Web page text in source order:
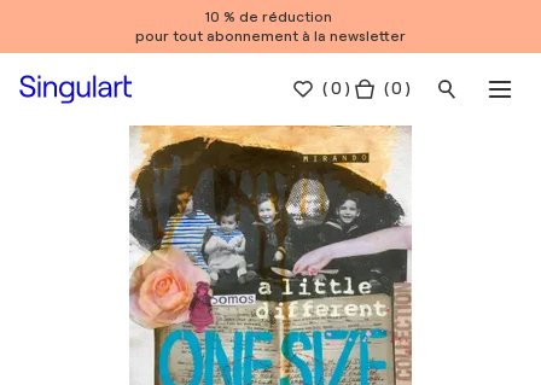
10 % de réduction
pour tout abonnement à la newsletter
(0 ) ( 0 )